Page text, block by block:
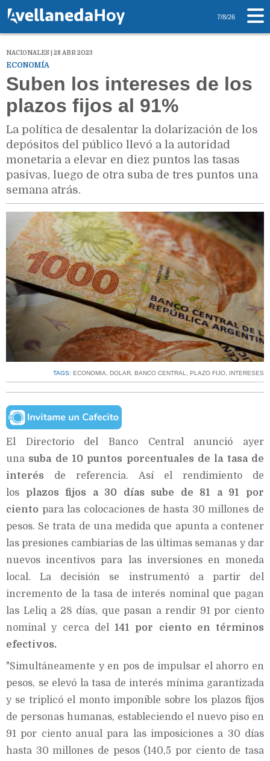
7/8/26
NACIONALES | 28 ABR 2023
ECONOMÍA
Suben los intereses de los
plazos fijos al 91%
La política de desalentar la dolarización de los
depósitos del público llevó a la autoridad
monetaria a elevar en diez puntos las tasas
pasivas, luego de otra suba de tres puntos una
semana atrás.
TAGS: ECONOMIA, DOLAR, BANCO CENTRAL, PLAZO FIJO, INTERESES
El Directorio del Banco Central anunció ayer
una suba de 10 puntos porcentuales de la tasa de
interés de referencia. Así el rendimiento de
los plazos fijos a 30 días sube de 81 a 91 por
ciento para las colocaciones de hasta 30 millones de
pesos. Se trata de una medida que apunta a contener
las presiones cambiarias de las últimas semanas y dar
nuevos incentivos para las inversiones en moneda
local. La decisión se instrumentó a partir del
incremento de la tasa de interés nominal que pagan
las Leliq a 28 días, que pasan a rendir 91 por ciento
nominal y cerca del 141 por ciento en términos
efectivos.
"Simultáneamente y en pos de impulsar el ahorro en
pesos, se elevó la tasa de interés mínima garantizada
y se triplicó el monto imponible sobre los plazos fijos
de personas humanas, estableciendo el nuevo piso en
91 por ciento anual para las imposiciones a 30 días
hasta 30 millones de pesos (140,5 por ciento de tasa